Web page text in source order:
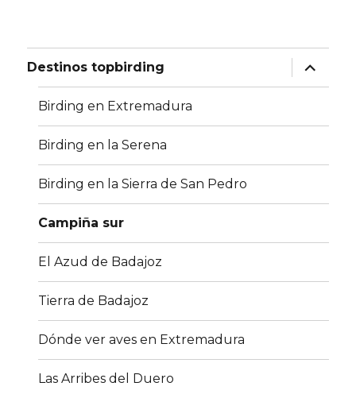
Destinos topbirding
expande
el
menú
Birding en Extremadura
Birding en la Serena
Birding en la Sierra de San Pedro
Campiña sur
El Azud de Badajoz
Tierra de Badajoz
Dónde ver aves en Extremadura
Las Arribes del Duero